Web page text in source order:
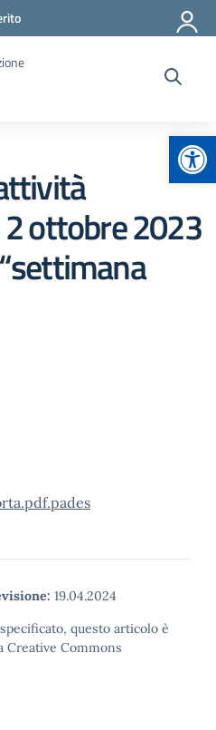
ottobre 2023
19.04.2024
questo articolo è
Creative Commons